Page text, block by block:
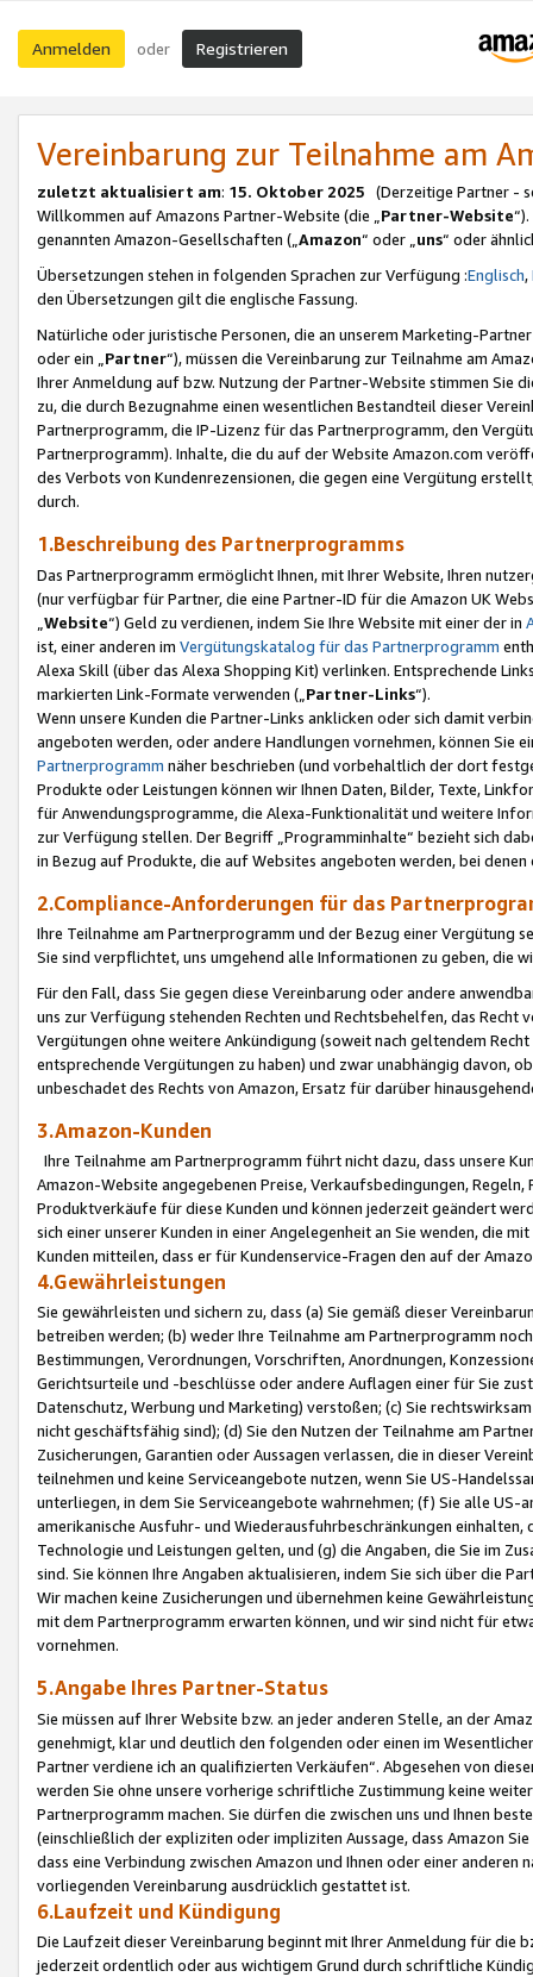
Anmelden oder Registrieren
Vereinbarung zur Teilnahme am
zuletzt aktualisiert am: 15. Oktober 2025 (Derzeitige Partner -
Willkommen auf Amazons Partner-Website (die „Partner-Website
genannten Amazon-Gesellschaften („Amazon“ oder „uns“ oder
Übersetzungen stehen in folgenden Sprachen zur Verfügung :Englisch,
den Übersetzungen gilt die englische Fassung.
Natürliche oder juristische Personen, die an unserem Marketing-
oder ein „Partner“), müssen die Vereinbarung zur Teilnahme am
Ihrer Anmeldung auf bzw. Nutzung der Partner-Website stimmen Sie
zu, die durch Bezugnahme einen wesentlichen Bestandteil dieser
Partnerprogramm, die IP-Lizenz für das Partnerprogramm, den
Partnerprogramm). Inhalte, die du auf der Website Amazon.com
des Verbots von Kundenrezensionen, die gegen eine Vergütung
durch.
1.Beschreibung des Partnerprogramms
Das Partnerprogramm ermöglicht Ihnen, mit Ihrer Website, Ihren
(nur verfügbar für Partner, die eine Partner-ID für die Amazon UK
Website“) Geld zu verdienen, indem Sie Ihre Website mit einer der in
ist, einer anderen im Vergütungskatalog für das Partnerprogramm
Alexa Skill (über das Alexa Shopping Kit) verlinken. Entsprechende
markierten Link-Formate verwenden („ Partner-Links“).
Wenn unsere Kunden die Partner-Links anklicken oder sich damit
angeboten werden, oder andere Handlungen vornehmen, können Sie
Partnerprogramm näher beschrieben (und vorbehaltlich der dort
Produkte oder Leistungen können wir Ihnen Daten, Bilder, Texte,
für Anwendungsprogramme, die Alexa-Funktionalität und weitere
zur Verfügung stellen. Der Begriff „Programminhalte“ bezieht sich
in Bezug auf Produkte, die auf Websites angeboten werden, bei
2.Compliance-Anforderungen für das
Ihre Teilnahme am Partnerprogramm und der Bezug einer Vergütung
Sie sind verpflichtet, uns umgehend alle Informationen zu geben, die
Für den Fall, dass Sie gegen diese Vereinbarung oder andere
uns zur Verfügung stehenden Rechten und Rechtsbehelfen, das
Vergütungen ohne weitere Ankündigung (soweit nach geltendem
entsprechende Vergütungen zu haben) und zwar unabhängig davon,
unbeschadet des Rechts von Amazon, Ersatz für darüber
3.Amazon-Kunden
Ihre Teilnahme am Partnerprogramm führt nicht dazu, dass unsere
Amazon-Website angegebenen Preise, Verkaufsbedingungen,
Produktverkäufe für diese Kunden und können jederzeit geändert
sich einer unserer Kunden in einer Angelegenheit an Sie wenden, die
Kunden mitteilen, dass er für Kundenservice-Fragen den auf der
4.Gewährleistungen
Sie gewährleisten und sichern zu, dass (a) Sie gemäß dieser
betreiben werden; (b) weder Ihre Teilnahme am Partnerprogramm
Bestimmungen, Verordnungen, Vorschriften, Anordnungen,
Gerichtsurteile und -beschlüsse oder andere Auflagen einer für Sie
Datenschutz, Werbung und Marketing) verstoßen; (c) Sie
nicht geschäftsfähig sind); (d) Sie den Nutzen der Teilnahme am
Zusicherungen, Garantien oder Aussagen verlassen, die in dieser
teilnehmen und keine Serviceangebote nutzen, wenn Sie US-
unterliegen, in dem Sie Serviceangebote wahrnehmen; (f) Sie alle
amerikanische Ausfuhr- und Wiederausfuhrbeschränkungen
Technologie und Leistungen gelten, und (g) die Angaben, die Sie im
sind. Sie können Ihre Angaben aktualisieren, indem Sie sich über die
Wir machen keine Zusicherungen und übernehmen keine
mit dem Partnerprogramm erwarten können, und wir sind nicht für
vornehmen.
5.Angabe Ihres Partner-Status
Sie müssen auf Ihrer Website bzw. an jeder anderen Stelle, an der
genehmigt, klar und deutlich den folgenden oder einen im
Partner verdiene ich an qualifizierten Verkäufen“. Abgesehen von
werden Sie ohne unsere vorherige schriftliche Zustimmung keine
Partnerprogramm machen. Sie dürfen die zwischen uns und Ihnen
(einschließlich der expliziten oder impliziten Aussage, dass Amazon
dass eine Verbindung zwischen Amazon und Ihnen oder einer
vorliegenden Vereinbarung ausdrücklich gestattet ist.
6.Laufzeit und Kündigung
Die Laufzeit dieser Vereinbarung beginnt mit Ihrer Anmeldung für die
jederzeit ordentlich oder aus wichtigem Grund durch schriftliche